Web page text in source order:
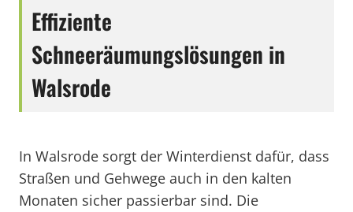
Effiziente
Schneeräumungslösungen in
Walsrode
In Walsrode sorgt der Winterdienst dafür, dass
Straßen und Gehwege auch in den kalten
Monaten sicher passierbar sind. Die